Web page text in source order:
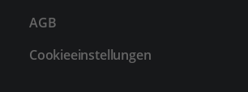
AGB
Cookieeinstellungen